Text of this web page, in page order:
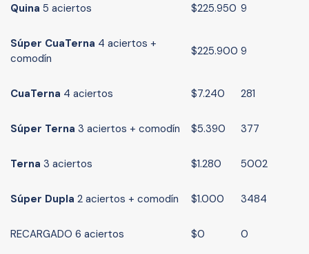
Quina 5 aciertos $225.950 9
Súper CuaTerna 4 aciertos +
comodín
$225.900 9
CuaTerna 4 aciertos $7.240 281
Súper Terna 3 aciertos + comodín $5.390 377
Terna 3 aciertos $1.280 5002
Súper Dupla 2 aciertos + comodín $1.000 3484
RECARGADO 6 aciertos $0 0